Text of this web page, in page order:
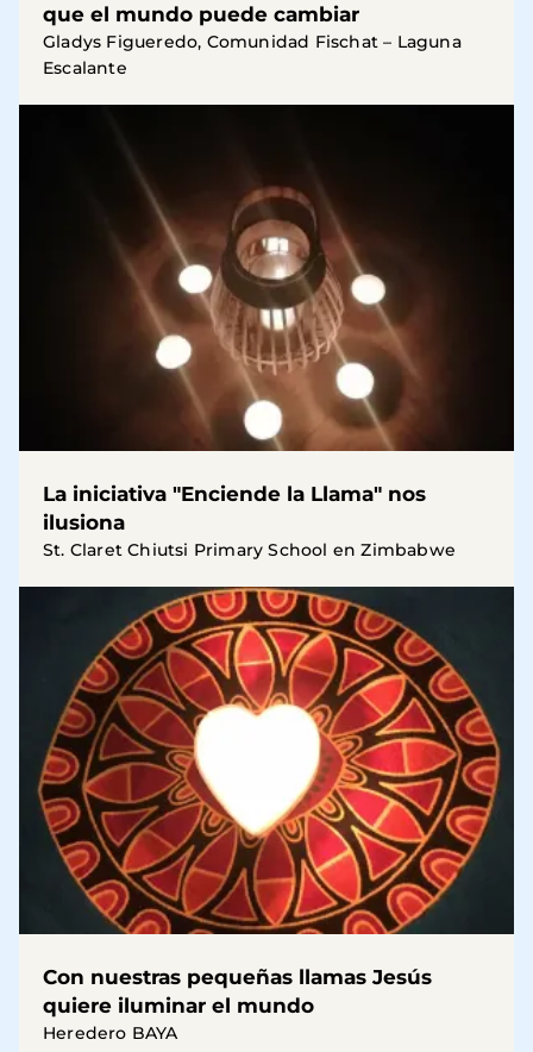
que el mundo puede cambiar
Gladys Figueredo, Comunidad Fischat – Laguna
Escalante
La iniciativa "Enciende la Llama" nos
ilusiona
St. Claret Chiutsi Primary School en Zimbabwe
Con nuestras pequeñas llamas Jesús
quiere iluminar el mundo
Heredero BAYA